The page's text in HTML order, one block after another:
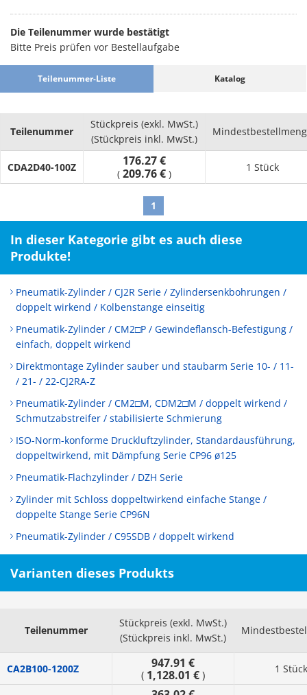
an Standardprodukten sind auch viele Bestelloptionen
verfügbar. Somit eignet sich die Serie CA2-Z perfekt für die
verschiedensten Branchen.
Die Teilenummer wurde bestätigt
Bitte Preis prüfen vor Bestellaufgabe
Teilenummer-Liste Katalog
Teilenummer
Stückpreis (exkl. MwSt.)
(Stückpreis inkl. MwSt.)
CDA2D40-100Z 176.27 €
( 209.76 € )
1 Stück
1
In dieser Kategorie gibt es auch diese
Produkte!
Pneumatik-Zylinder / CJ2R Serie / Zylindersenkbohrungen /
doppelt wirkend / Kolbenstange einseitig
Pneumatik-Zylinder / CM2□P / Gewindeflansch-Befestigung /
einfach, doppelt wirkend
Direktmontage Zylinder sauber und staubarm Serie 10- / 11-
/ 21- / 22-CJ2RA-Z
Pneumatik-Zylinder / CM2□M, CDM2□M / doppelt wirkend /
Schmutzabstreifer / stabilisierte Schmierung
ISO-Norm-konforme Druckluftzylinder, Standardausführung,
doppeltwirkend, mit Dämpfung Serie CP96 ø125
Pneumatik-Flachzylinder / DZH Serie
Zylinder mit Schloss doppeltwirkend einfache Stange /
doppelte Stange Serie CP96N
Pneumatik-Zylinder / C95SDB / doppelt wirkend
Varianten dieses Produkts
Teilenummer
Stückpreis (exkl. MwSt.)
(Stückpreis inkl. MwSt.)
CA2B100-1200Z 947.91 €
( 1,128.01 € ) 1 Stück